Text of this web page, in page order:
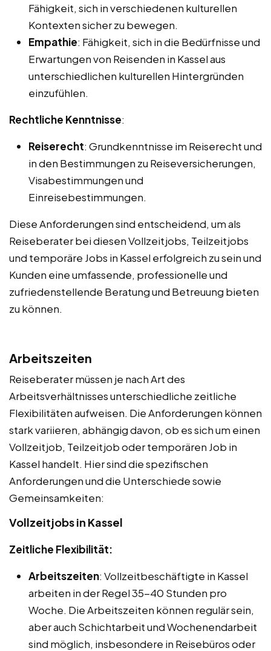
Fähigkeit, sich in verschiedenen kulturellen
Kontexten sicher zu bewegen.
Empathie: Fähigkeit, sich in die Bedürfnisse und
Erwartungen von Reisenden in Kassel aus
unterschiedlichen kulturellen Hintergründen
einzufühlen.
Rechtliche Kenntnisse:
Reiserecht: Grundkenntnisse im Reiserecht und
in den Bestimmungen zu Reiseversicherungen,
Visabestimmungen und
Einreisebestimmungen.
Diese Anforderungen sind entscheidend, um als
Reiseberater bei diesen Vollzeitjobs, Teilzeitjobs
und temporäre Jobs in Kassel erfolgreich zu sein und
Kunden eine umfassende, professionelle und
zufriedenstellende Beratung und Betreuung bieten
zu können.
Arbeitszeiten
Reiseberater müssen je nach Art des
Arbeitsverhältnisses unterschiedliche zeitliche
Flexibilitäten aufweisen. Die Anforderungen können
stark variieren, abhängig davon, ob es sich um einen
Vollzeitjob, Teilzeitjob oder temporären Job in
Kassel handelt. Hier sind die spezifischen
Anforderungen und die Unterschiede sowie
Gemeinsamkeiten:
Vollzeitjobs in Kassel
Zeitliche Flexibilität:
Arbeitszeiten: Vollzeitbeschäftigte in Kassel
arbeiten in der Regel 35-40 Stunden pro
Woche. Die Arbeitszeiten können regulär sein,
aber auch Schichtarbeit und Wochenendarbeit
sind möglich, insbesondere in Reisebüros oder